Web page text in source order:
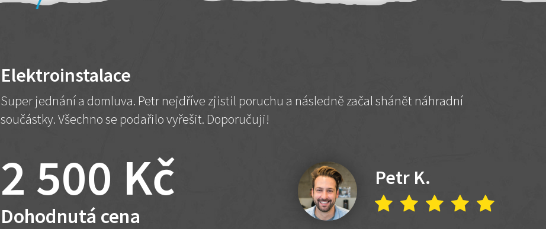
Elektroinstalace
Super jednání a domluva. Petr nejdříve zjistil poruchu a následně začal shánět náhradní
součástky. Všechno se podařilo vyřešit. Doporučuji!
2 500 Kč
Dohodnutá cena
Petr K.